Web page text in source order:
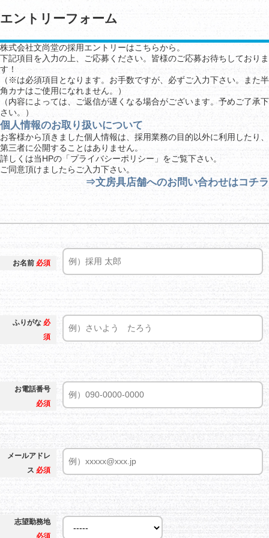
エントリーフォーム
株式会社文尚堂の採用エントリーはこちらから。
下記項目を入力の上、ご応募ください。皆様のご応募お待ちしておりま
す！
（※は必須項目となります。お手数ですが、必ずご入力下さい。また半
角カナはご使用になれません。）
（内容によっては、ご返信が遅くなる場合がございます。予めご了承下
さい。）
個人情報のお取り扱いについて
お客様から頂きました個人情報は、採用業務の目的以外に利用したり、
第三者に公開することはありません。
詳しくは当HPの「プライバシーポリシー 」をご覧下さい。
ご同意頂けましたらご入力下さい。
⇒文房具店舗へのお問い合わせはコチラ
お名前 必須
ふりがな 必
須
お電話番号
必須
メールアドレ
ス 必須
志望勤務地
必須